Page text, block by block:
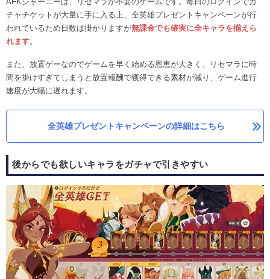
チャチケットが大量に手に入る上、全英雄プレゼントキャンペーンが行
われているため日数は掛かりますが無課金でも確実に全キャラを揃えら
れます。
また、放置ゲーなのでゲームを早く始める恩恵が大きく、リセマラに時
間を掛けすぎてしまうと放置報酬で獲得できる素材が減り、ゲーム進行
速度が大幅に遅れます。
全英雄プレゼントキャンペーンの詳細はこちら
後からでも欲しいキャラをガチャで引きやすい